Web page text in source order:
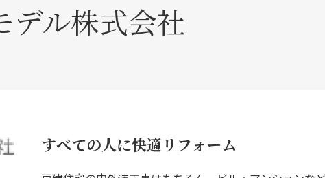
デル株式会社
すべての人に快適リフォーム